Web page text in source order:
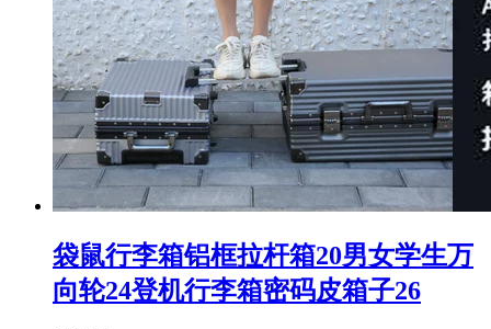
袋鼠行李箱铝框拉杆箱20男女学生万
向轮24登机行李箱密码皮箱子26